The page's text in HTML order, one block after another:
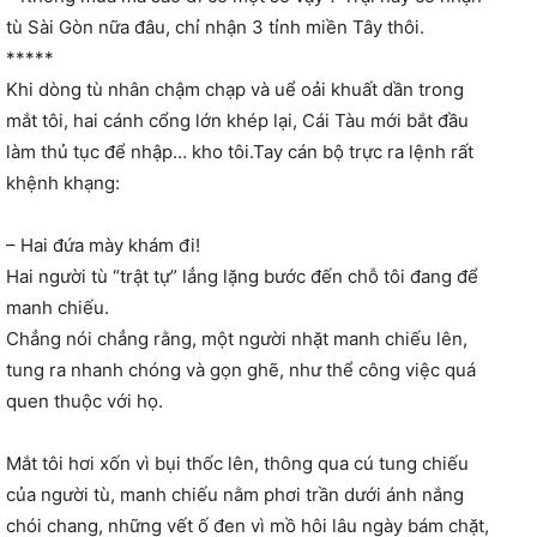
tù Sài Gòn nữa đâu, chỉ nhận 3 tỉnh miền Tây thôi.
*****
Khi dòng tù nhân chậm chạp và uể oải khuất dần trong
mắt tôi, hai cánh cổng lớn khép lại, Cái Tàu mới bắt đầu
làm thủ tục để nhập… kho tôi.Tay cán bộ trực ra lệnh rất
khệnh khạng:
– Hai đứa mày khám đi!
Hai người tù “trật tự” lẳng lặng bước đến chỗ tôi đang để
manh chiếu.
Chẳng nói chẳng rằng, một người nhặt manh chiếu lên,
tung ra nhanh chóng và gọn ghẽ, như thể công việc quá
quen thuộc với họ.
Mắt tôi hơi xốn vì bụi thốc lên, thông qua cú tung chiếu
của người tù, manh chiếu nằm phơi trần dưới ánh nắng
chói chang, những vết ố đen vì mồ hôi lâu ngày bám chặt,